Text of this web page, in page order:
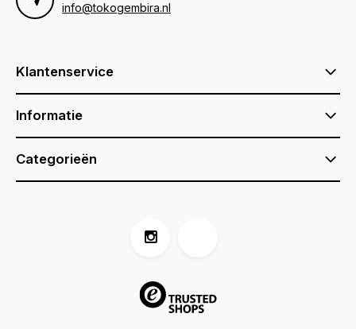
info@tokogembira.nl
Klantenservice
Informatie
Categorieën